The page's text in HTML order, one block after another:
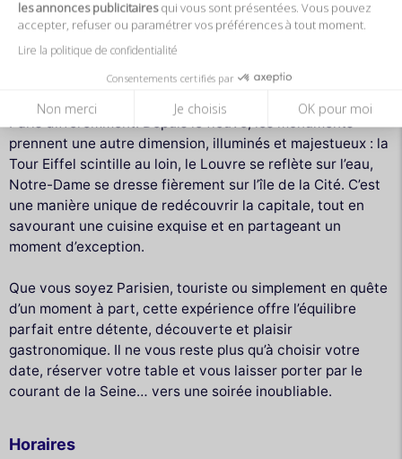
les annonces publicitairesqui vous sont présentées. Vous pouvez
accepter, refuser ou paramétrer vos préférences à tout moment.
Lire la politique de confidentialité
Consentements certifiés par
Non merci Je choisis OK pour moi
questions.
Un Moment Inoubliable à Partager
Participer à une croisière sur leDiamant Bleu, c’est vivre
Paris différemment. Depuis le fleuve, les monuments
prennent une autre dimension, illuminés et majestueux : la
Tour Eiffel scintille au loin, le Louvre se reflète sur l’eau,
Notre-Dame se dresse fièrement sur l’île de la Cité. C’est
une manière unique de redécouvrir la capitale, tout en
savourant une cuisine exquise et en partageant un
moment d’exception.
Que vous soyez Parisien, touriste ou simplement en quête
d’un moment à part, cette expérience offre l’équilibre
parfait entre détente, découverte et plaisir
gastronomique. Il ne vous reste plus qu’à choisir votre
date, réserver votre table et vous laisser porter par le
courant de la Seine… vers une soirée inoubliable.
Horaires